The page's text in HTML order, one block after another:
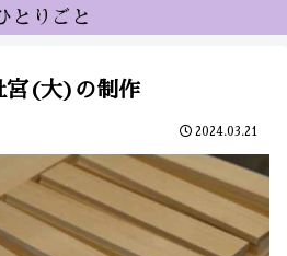
とりごと
宮(大)の制作
2024.03.21